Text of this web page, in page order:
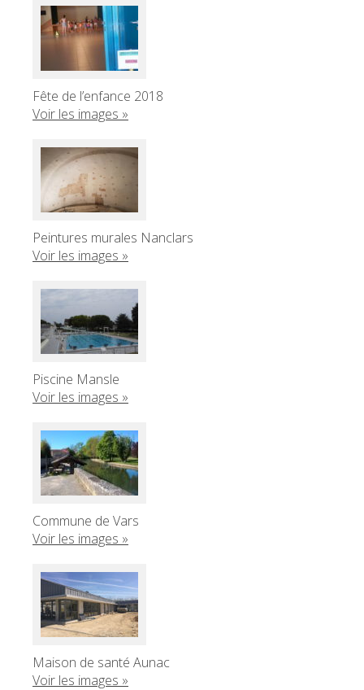
Fête de l’enfance 2018
Voir les images »
Peintures murales Nanclars
Voir les images »
Piscine Mansle
Voir les images »
Commune de Vars
Voir les images »
Maison de santé Aunac
Voir les images »